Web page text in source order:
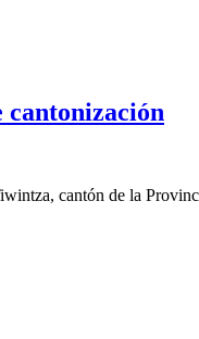
cantón de la